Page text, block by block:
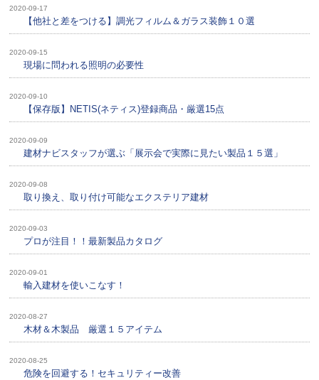
2020-09-17
【他社と差をつける】調光フィルム＆ガラス装飾１０選
2020-09-15
現場に問われる照明の必要性
2020-09-10
【保存版】NETIS(ネティス)登録商品・厳選15点
2020-09-09
建材ナビスタッフが選ぶ「展示会で実際に見たい製品１５選」
2020-09-08
取り換え、取り付け可能なエクステリア建材
2020-09-03
プロが注目！！最新製品カタログ
2020-09-01
輸入建材を使いこなす！
2020-08-27
木材＆木製品 厳選１５アイテム
2020-08-25
危険を回避する！セキュリティー改善